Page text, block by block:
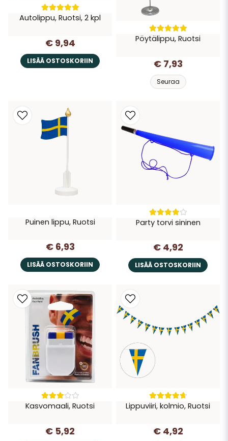
Autolippu, Ruotsi, 2 kpl
€ 9,94
LISÄÄ OSTOSKORIIN
Pöytälippu, Ruotsi
€ 7,93
Seuraa
Puinen lippu, Ruotsi
€ 6,93
LISÄÄ OSTOSKORIIN
Party torvi sininen
€ 4,92
LISÄÄ OSTOSKORIIN
Kasvomaali, Ruotsi
€ 5,92
Lippuviiri, kolmio, Ruotsi
€ 4,92